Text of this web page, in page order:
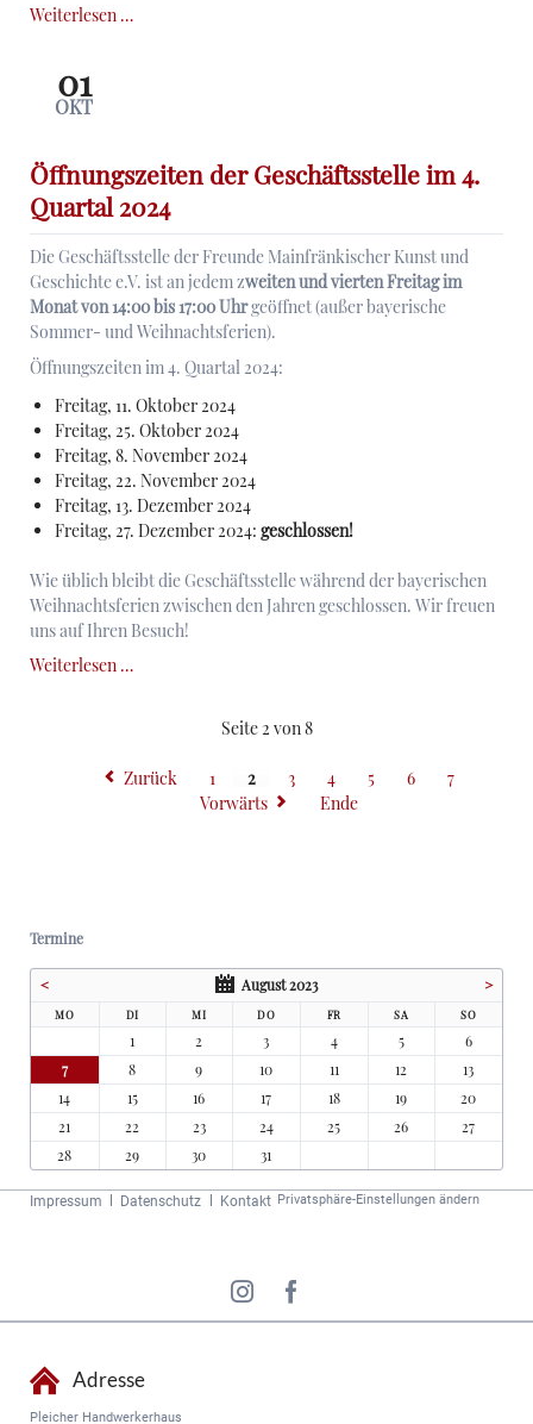
Weiterlesen …
2025
01
OKT
Öffnungszeiten der Geschäftsstelle im 4.
Quartal 2024
Die Geschäftsstelle der Freunde Mainfränkischer Kunst und
Geschichte e.V. ist an jedem zweiten und vierten Freitag im
Monat von 14:00 bis 17:00 Uhrgeöffnet (außer bayerische
Sommer- und Weihnachtsferien).
Öffnungszeiten im 4. Quartal 2024:
Freitag, 11. Oktober 2024
Freitag, 25. Oktober 2024
Freitag, 8. November 2024
Freitag, 22. November 2024
Freitag, 13. Dezember 2024
Freitag, 27. Dezember 2024: geschlossen!
Wie üblich bleibt die Geschäftsstelle während der bayerischen
Weihnachtsferien zwischen den Jahren geschlossen. Wir freuen
uns auf Ihren Besuch!
Weiterlesen …Öffnungszeiten
Quartal
Seite 2 von 8
Zurück 1 2 3 4 5 6
7
Vorwärts
Ende
Termine
< August 2023 >
MO DI MI DO FR SA SO
1 2 3 4 5
6
7
8 9 10 11 12
13
14
15 16 17 18 19
20
21
22 23 24 25 26
27
28
29 30 31
Navigation
Impressum Datenschutz Kontakt Privatsphäre-Einstellungen ändern
Adresse
Pleicher Handwerkerhaus